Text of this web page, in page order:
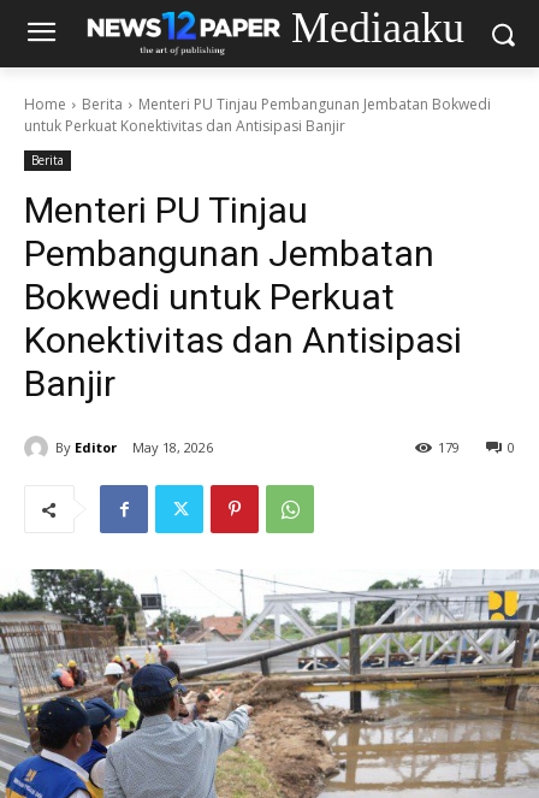
Mediaaku
Home Berita
Menteri PU Tinjau Pembangunan Jembatan Bokwedi
untuk Perkuat Konektivitas dan Antisipasi Banjir
Berita
Menteri PU Tinjau
Pembangunan Jembatan
Bokwedi untuk Perkuat
Konektivitas dan Antisipasi
Banjir
By Editor May 18, 2026 0
179